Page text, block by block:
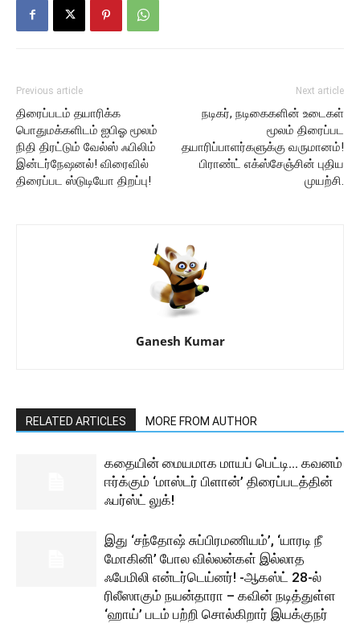
Previous article
திரைப்படம் தயாரிக்க
பொதுமக்களிடம் ஐபிஓ மூலம்
நிதி திரட்டும் வேல்ஸ் ஃபிலிம்
இன்டர்நேஷனல்! விரைவில்
திரைப்பட ஸ்டுடியோ திறப்பு!
Next article
நடிகர், நடிகைகளின் உடைகள்
மூலம் திரைப்பட
தயாரிப்பாளர்களுக்கு வருமானம்!
பிராண்ட் எக்ஸ்சேஞ்சின் புதிய
முயற்சி.
Ganesh Kumar
RELATED ARTICLES MORE FROM AUTHOR
கதையின் மையமாக மாயப் பெட்டி… கவனம்
ஈர்க்கும் ‘மாஸ்டர் பிளான்’ திரைப்படத்தின்
ஃபர்ஸ்ட் லுக்!
இது ‘சந்தோஷ் சுப்பிரமணியம்’, ‘யாரடி நீ
மோகினி’ போல வில்லன்கள் இல்லாத
ஃபேமிலி என்டர்டெய்னர்! -ஆகஸ்ட் 28-ல்
ரிலீஸாகும் நயன்தாரா – கவின் நடித்துள்ள
‘ஹாய்’ படம் பற்றி சொல்கிறார் இயக்குநர்